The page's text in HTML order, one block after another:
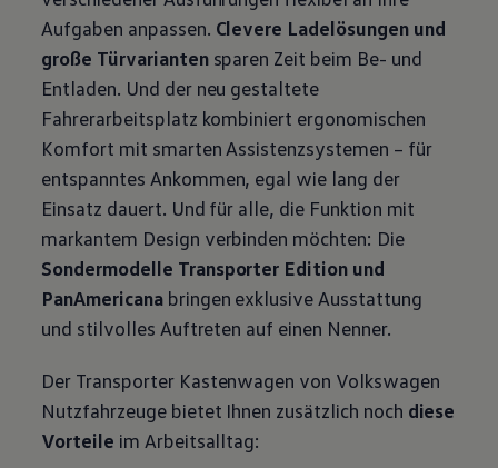
Aufgaben anpassen. Clevere Ladelösungen und
große Türvariantensparen Zeit beim Be- und
Entladen. Und der neu gestaltete
Fahrerarbeitsplatz kombiniert ergonomischen
Komfort mit smarten Assistenzsystemen – für
entspanntes Ankommen, egal wie lang der
Einsatz dauert. Und für alle, die Funktion mit
markantem Design verbinden möchten: Die
Sondermodelle Transporter Edition und
PanAmericanabringen exklusive Ausstattung
und stilvolles Auftreten auf einen Nenner.
Der TransporterKastenwagen von Volkswagen
Nutzfahrzeugebietet Ihnen zusätzlich noch diese
Vorteile im Arbeitsalltag: